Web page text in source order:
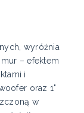
wyróżnia
– efektem
i
oraz 1"
w